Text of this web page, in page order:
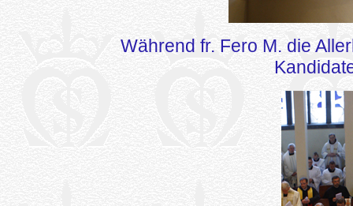
Während fr. Fero M. die